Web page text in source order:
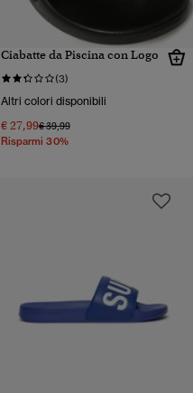
Ciabatte da Piscina con Logo
(3)
Altri colori disponibili
€ 27,99Prezzo ridotto da
€ 39,99a
Risparmi 30%